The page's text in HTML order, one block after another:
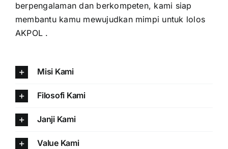
berpengalaman dan berkompeten, kami siap
membantu kamu mewujudkan mimpi untuk lolos
AKPOL .
Misi Kami
Filosofi Kami
Janji Kami
Value Kami